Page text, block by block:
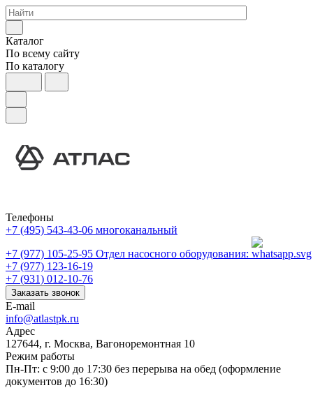
Каталог
По всему сайту
По каталогу
Телефоны
+7 (495) 543-43-06 многоканальный
+7 (977) 105-25-95 Отдел насосного оборудования:
+7 (977) 123-16-19
+7 (931) 012-10-76
Заказать звонок
E-mail
info@atlastpk.ru
Адрес
127644, г. Москва, Вагоноремонтная 10
Режим работы
Пн-Пт: с 9:00 до 17:30 без перерыва на обед (оформление
документов до 16:30)